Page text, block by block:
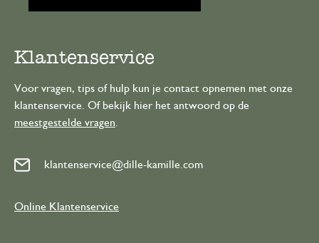
Klantenservice
Voor vragen, tips of hulp kun je contact opnemen met onze
klantenservice. Of bekijk hier het antwoord op de
meestgestelde vragen
klantenservice@dille-kamille.com
Online Klantenservice